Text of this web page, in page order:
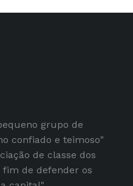
grupo de
confiado e teimoso"
de classe dos
de defender os